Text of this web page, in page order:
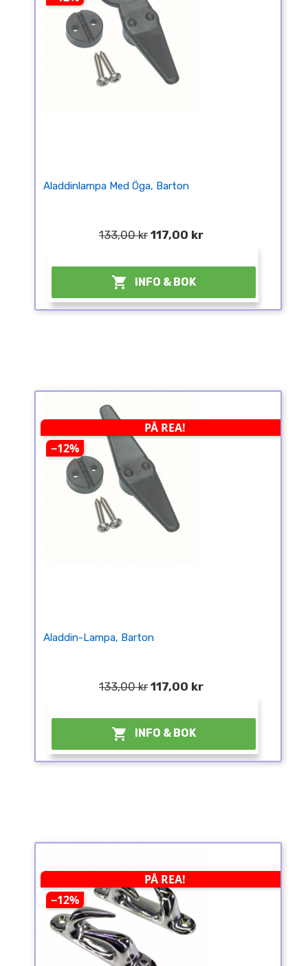
Aladdinlampa Med Öga, Barton
133,00 kr 117,00 kr
 INFO & BOK
PÅ REA!
−12%
Aladdin-Lampa, Barton
133,00 kr 117,00 kr
 INFO & BOK
PÅ REA!
−12%